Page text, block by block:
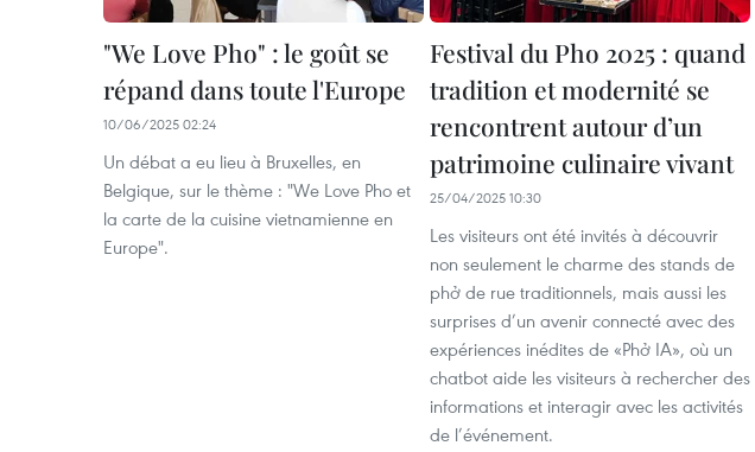
"We Love Pho" : le goût se
répand dans toute l'Europe
10/06/2025 02:24
Un débat a eu lieu à Bruxelles, en
Belgique, sur le thème : "We Love Pho et
la carte de la cuisine vietnamienne en
Europe".
Festival du Pho 2025 : quand
tradition et modernité se
rencontrent autour d’un
patrimoine culinaire vivant
25/04/2025 10:30
Les visiteurs ont été invités à découvrir
non seulement le charme des stands de
phở de rue traditionnels, mais aussi les
surprises d’un avenir connecté avec des
expériences inédites de «Phở IA», où un
chatbot aide les visiteurs à rechercher des
informations et interagir avec les activités
de l’événement.